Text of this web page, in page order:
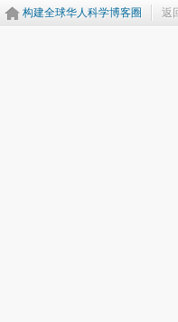
构建全球华人科学博客圈 返